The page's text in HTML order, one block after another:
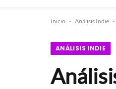
Inicio - Análisis Indie -
ANÁLISIS INDIE